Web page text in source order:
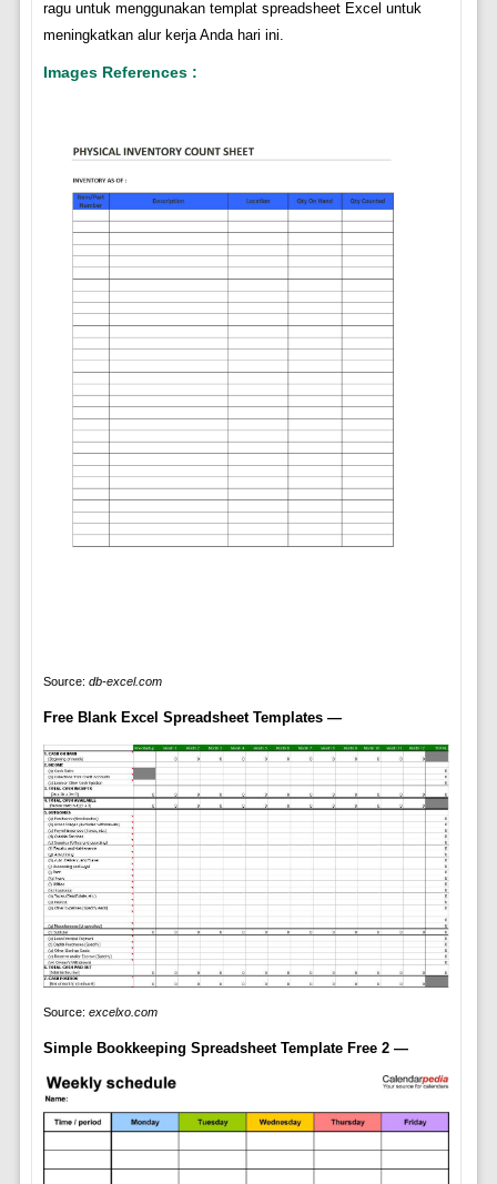
ragu untuk menggunakan templat spreadsheet Excel untuk
meningkatkan alur kerja Anda hari ini.
Images References :
Source: db-excel.com
Free Blank Excel Spreadsheet Templates —
Source: excelxo.com
Simple Bookkeeping Spreadsheet Template Free 2 —